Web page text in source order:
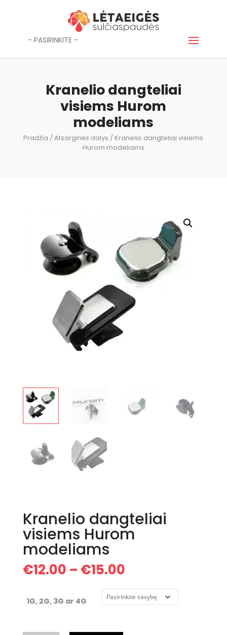
- PASIRINKITE -
Kranelio dangteliai
visiems Hurom
modeliams
Pradžia /Atsarginės dalys / Kranelio dangteliai visiems
Hurom modeliams
Kranelio dangteliai
visiems Hurom
modeliams
€12.00 – €15.00Price
€12.00
through
1G, 2G, 3G ar 4G